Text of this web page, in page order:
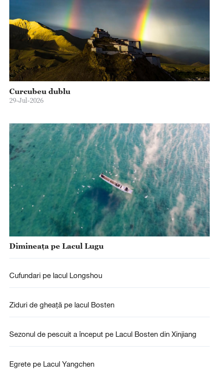
Curcubeu dublu
29-Jul-2026
Dimineața pe Lacul Lugu
Cufundari pe lacul Longshou
Ziduri de gheață pe lacul Bosten
Sezonul de pescuit a început pe Lacul Bosten din Xinjiang
Egrete pe Lacul Yangchen